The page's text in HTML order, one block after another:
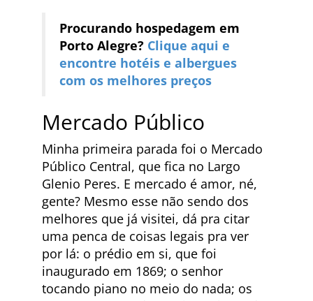
Procurando hospedagem em
Porto Alegre? Clique aqui e
encontre hotéis e albergues
com os melhores preços
Mercado Público
Minha primeira parada foi o Mercado
Público Central, que fica no Largo
Glenio Peres. E mercado é amor, né,
gente? Mesmo esse não sendo dos
melhores que já visitei, dá pra citar
uma penca de coisas legais pra ver
por lá: o prédio em si, que foi
inaugurado em 1869; o senhor
tocando piano no meio do nada; os